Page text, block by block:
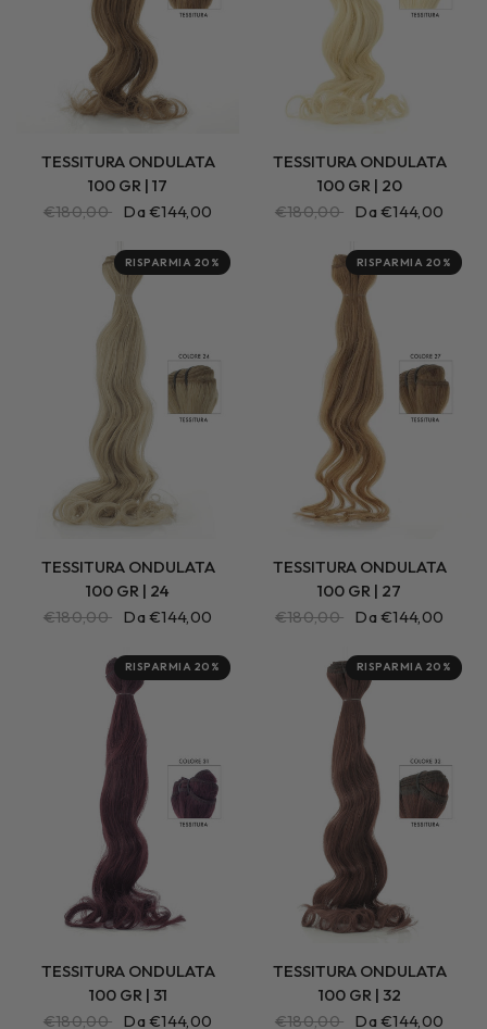
TESSITURA ONDULATA
100 GR | 17
€180,00 Da €144,00
TESSITURA ONDULATA
100 GR | 20
€180,00 Da €144,00
RISPARMIA 20%
TESSITURA ONDULATA
100 GR | 24
€180,00 Da €144,00
RISPARMIA 20%
TESSITURA ONDULATA
100 GR | 27
€180,00 Da €144,00
RISPARMIA 20%
TESSITURA ONDULATA
100 GR | 31
€180,00 Da €144,00
RISPARMIA 20%
TESSITURA ONDULATA
100 GR | 32
€180,00 Da €144,00